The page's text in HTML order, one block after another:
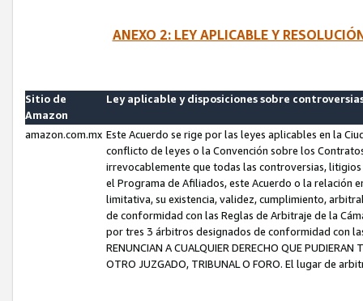
ANEXO 2: LEY APLICABLE Y
Sitio de
Amazon
Ley aplicable y disposiciones sobre
amazon.com.mx Este Acuerdo se rige por las leyes aplicables en la
conflicto de leyes o la Convención sobre los
irrevocablemente que todas las controversias,
el Programa de Afiliados, este Acuerdo o la relación
limitativa, su existencia, validez, cumplimiento,
de conformidad con las Reglas de Arbitraje de la
por tres 3 árbitros designados de conformidad con las
RENUNCIAN A CUALQUIER DERECHO QUE
OTRO JUZGADO, TRIBUNAL O FORO. El lugar de